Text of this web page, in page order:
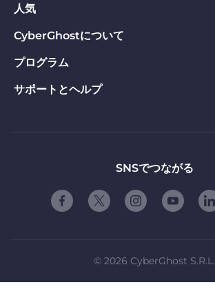
Chrome向けVPN
Mac向けVPN
Android向けVPN
Firefox向けVPN
iOS向けVPN
プライバシーハブ
プライバシーツール
返金保証
VPNのメリット
人気
今すぐダウンロード
Webサイトのブロックを解除
専用IP VPN
CyberGhostについて
CyberGhostについて
お問い合わせ
プログラム
アフィリエイト
脆弱性開示プログラム
パートナーシップ
サポートとヘルプ
サポートに問い合わせるSNSでつながる
© 2026 CyberGhost S.R.L.